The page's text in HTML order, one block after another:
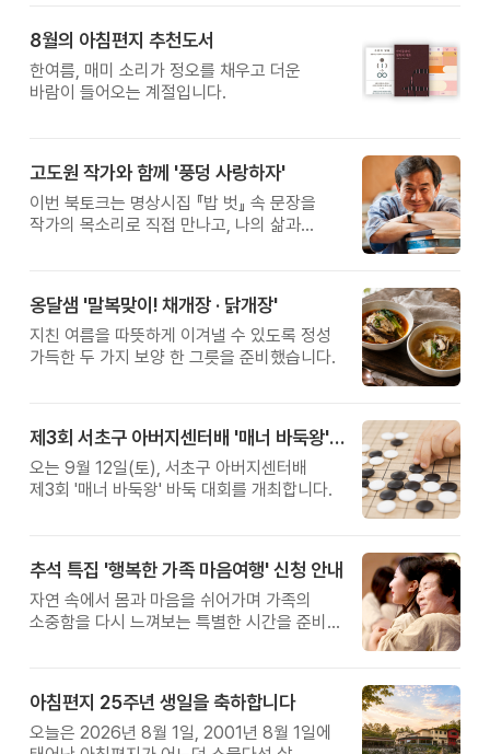
8월의 아침편지 추천도서
한여름, 매미 소리가 정오를 채우고 더운
바람이 들어오는 계절입니다.
고도원 작가와 함께 '풍덩 사랑하자'
이번 북토크는 명상시집 『밥 벗』 속 문장을
작가의 목소리로 직접 만나고, 나의 삶과
옹달샘 '말복맞이! 채개장 · 닭개장'
지친 여름을 따뜻하게 이겨낼 수 있도록 정성
가득한 두 가지 보양 한 그릇을 준비했습니다.
제3회 서초구 아버지센터배 '매너 바둑왕' 대회
오는 9월 12일(토), 서초구 아버지센터배
제3회 '매너 바둑왕' 바둑 대회를 개최합니다.
추석 특집 '행복한 가족 마음여행' 신청 안내
자연 속에서 몸과 마음을 쉬어가며 가족의
소중함을 다시 느껴보는 특별한 시간을 준비해
아침편지 25주년 생일을 축하합니다
오늘은 2026년 8월 1일, 2001년 8월 1일에